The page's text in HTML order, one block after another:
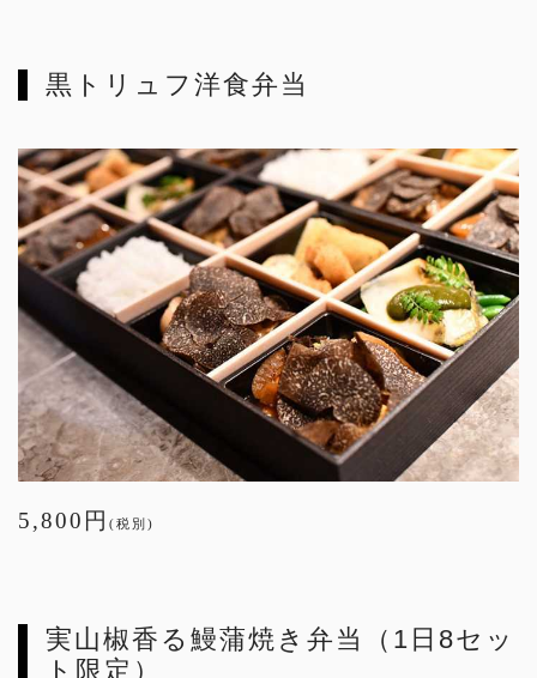
黒トリュフ洋食弁当
5,800円 (税別)
実山椒香る鰻蒲焼き弁当（1日8セッ
ト限定）